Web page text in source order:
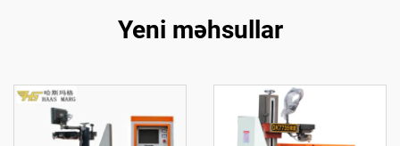
Yeni məhsullar